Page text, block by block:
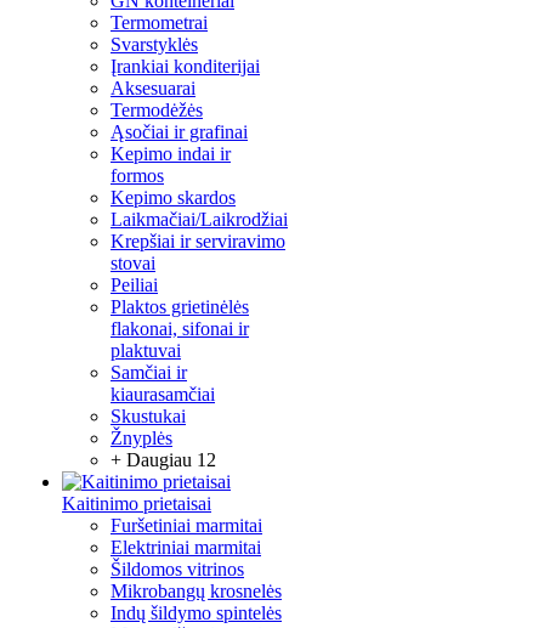
Termometrai
Svarstyklės
Įrankiai konditerijai
Aksesuarai
Termodėžės
Ąsočiai ir grafinai
Kepimo indai ir
formos
Kepimo skardos
Laikmačiai/Laikrodžiai
Krepšiai ir serviravimo
stovai
Peiliai
Plaktos grietinėlės
flakonai, sifonai ir
plaktuvai
Samčiai ir
kiaurasamčiai
Skustukai
Žnyplės
+ Daugiau 12
Kaitinimo prietaisai
Furšetiniai marmitai
Elektriniai marmitai
Šildomos vitrinos
Mikrobangų krosnelės
Indų šildymo spintelės